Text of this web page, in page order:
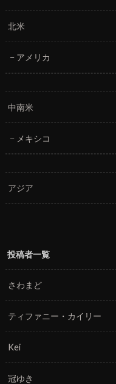
北米
アメリカ
中南米
メキシコ
アジア
投稿者一覧
さわまど
ティファニー・カイリー
Kei
冠ゆき